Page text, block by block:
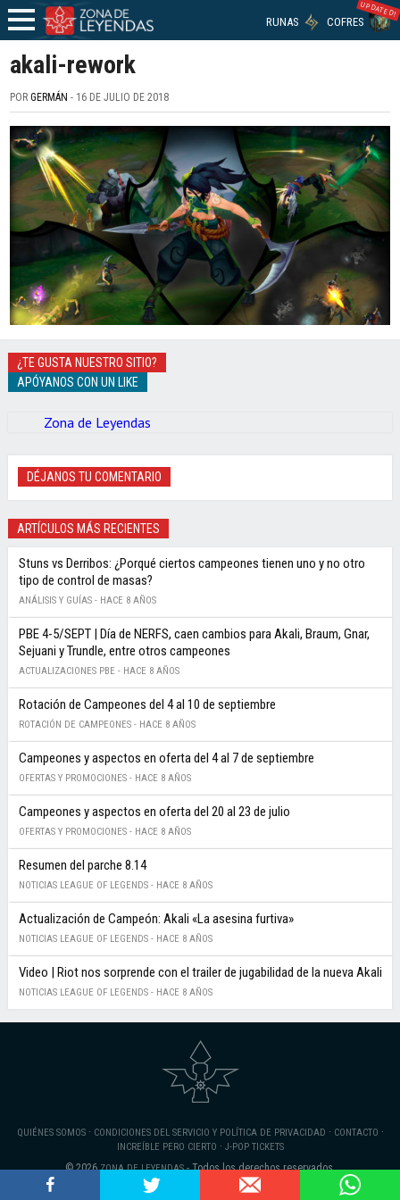
RUNAS COFRES
UPDATED!
akali-rework
PORGERMÁN - 16 DE JULIO DE 2018
¿TE GUSTA NUESTRO SITIO?
APÓYANOS CON UN LIKE
Zona de Leyendas
DÉJANOS TU COMENTARIO
ARTÍCULOS MÁS RECIENTES
Stuns vs Derribos: ¿Porqué ciertos campeones tienen uno y no otro
tipo de control de masas?
ANÁLISIS Y GUÍAS - HACE 8 AÑOS
PBE 4-5/SEPT | Día de NERFS, caen cambios para Akali, Braum, Gnar,
Sejuani y Trundle, entre otros campeones
ACTUALIZACIONES PBE - HACE 8 AÑOS
Rotación de Campeones del 4 al 10 de septiembre
ROTACIÓN DE CAMPEONES - HACE 8 AÑOS
Campeones y aspectos en oferta del 4 al 7 de septiembre
OFERTAS Y PROMOCIONES - HACE 8 AÑOS
Campeones y aspectos en oferta del 20 al 23 de julio
OFERTAS Y PROMOCIONES - HACE 8 AÑOS
Resumen del parche 8.14
NOTICIAS LEAGUE OF LEGENDS - HACE 8 AÑOS
Actualización de Campeón: Akali «La asesina furtiva»
NOTICIAS LEAGUE OF LEGENDS - HACE 8 AÑOS
Video | Riot nos sorprende con el trailer de jugabilidad de la nueva Akali
NOTICIAS LEAGUE OF LEGENDS - HACE 8 AÑOS
QUIÉNES SOMOS· CONDICIONES DEL SERVICIO Y POLÍTICA DE PRIVACIDAD · CONTACTO ·
INCREÍBLE PERO CIERTO · J-POP TICKETS
© 2026ZONA DE LEYENDAS- Todos los derechos reservados.